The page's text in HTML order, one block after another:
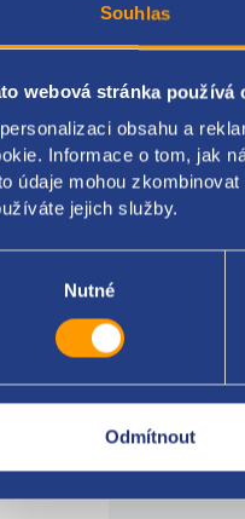
Souhlas
webová stránka používá
obsahu a
Informace o tom, jak
údaje mohou
jejich služby.
Nutné
Odmítnout
strana: